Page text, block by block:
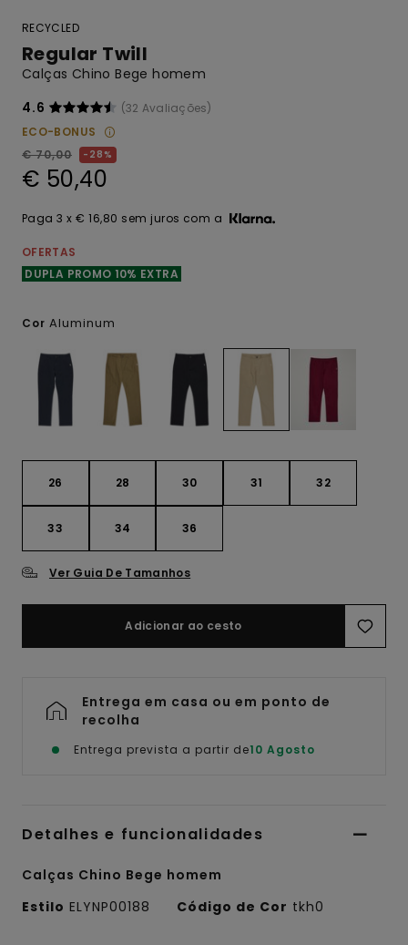
RECYCLED
Regular Twill
Calças Chino Bege homem
4.6
(32 Avaliações)
ECO-BONUS
€ 70,00
28%
€ 50,40
Paga 3 x € 16,80 sem juros com a
OFERTAS
DUPLA PROMO 10% EXTRA
Cor Aluminum
26 28 30 31 32
33 34 36
Ver Guia De Tamanhos
Adicionar ao cesto
Entrega em casa ou em ponto de
recolha
Entrega prevista a partir de10 Agosto
Detalhes e funcionalidades
Calças Chino Bege homem
Estilo ELYNP00188 Código de Cor tkh0